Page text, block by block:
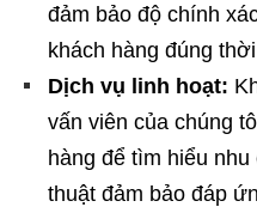
đảm bảo độ chính
khách hàng đúng
Dịch vụ linh hoạt:
vấn viên của chúng
hàng để tìm hiểu
thuật đảm bảo đáp